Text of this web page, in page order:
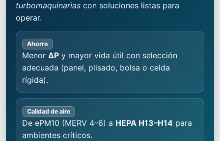
turbomaquinarias con soluciones listas para
operar.
Ahorro
Menor ΔP y mayor vida útil con selección
adecuada (panel, plisado, bolsa o celda
rígida).
Calidad de aire
De ePM10 (MERV 4–6) a HEPA H13–H14 para
ambientes críticos.